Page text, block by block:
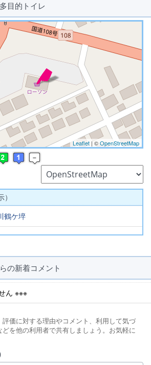
目的トイレ
を検索、表示中です ※
Leaflet | ©OpenStreetMap
鶴ケ埣
の新着コメント
ん ※※※
価に対する理由やコメント、利用して気づ
を他の利用者で共有しましょう。お気軽に